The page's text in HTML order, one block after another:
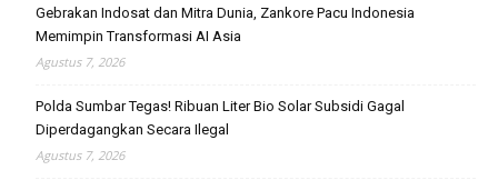
Gebrakan Indosat dan Mitra Dunia, Zankore Pacu Indonesia
Memimpin Transformasi AI Asia
Agustus 7, 2026
Polda Sumbar Tegas! Ribuan Liter Bio Solar Subsidi Gagal
Diperdagangkan Secara Ilegal
Agustus 7, 2026